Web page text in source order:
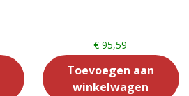
€95,59
Toevoegen aan
winkelwagen